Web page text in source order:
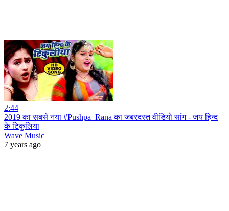
2:44
2019 का सबसे नया #Pushpa_Rana का जबरदस्त वीडियो सांग - जय हिन्द
के टिकुलिया
Wave Music
7 years ago